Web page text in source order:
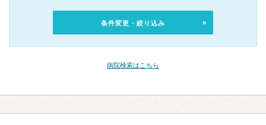
条件変更・絞り込み
病院検索はこちら